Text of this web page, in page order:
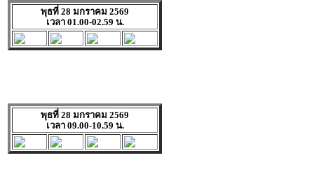
พุธที่ 28 มกราคม 2569
เวลา 01.00-02.59 น.
พุธที่ 28 มกราคม 2569
เวลา 09.00-10.59 น.